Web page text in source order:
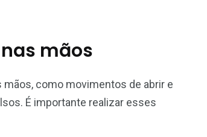
mãos
como movimentos de abrir e
É importante realizar esses